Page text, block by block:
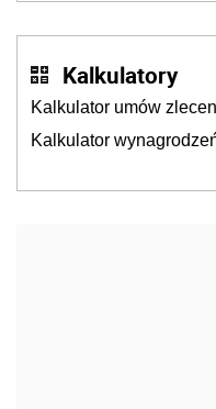
Kalkulatory
Kalkulator umów
Kalkulator